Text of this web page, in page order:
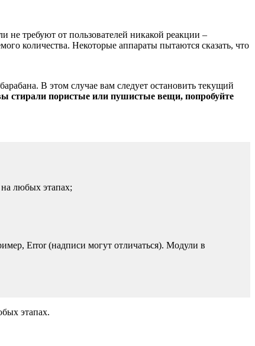
требуют от пользователей никакой реакции –
количества. Некоторые аппараты пытаются сказать, что
В этом случае вам следует остановить текущий
стирали пористые или пушистые вещи, попробуйте
любых этапах;
Error (надписи могут отличаться). Модули в
этапах.